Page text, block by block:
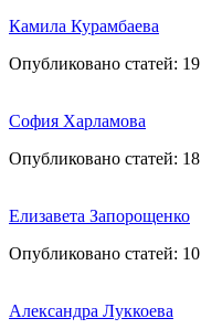
Камила Курамбаева
Опубликовано статей: 19
София Харламова
Опубликовано статей: 18
Елизавета Запорощенко
Опубликовано статей: 10
Александра Луккоева